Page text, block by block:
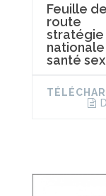
Feuille de
route
stratégie
nationale
santé